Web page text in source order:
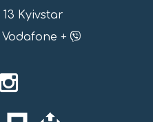
13 Kyivstar
Vodafone +